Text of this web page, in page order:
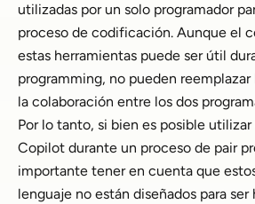
utilizadas por un solo programador
proceso de codificación. Aunque el
estas herramientas puede ser útil
programming, no pueden
la colaboración entre los dos
Por lo tanto, si bien es posible
Copilot durante un proceso de pair
importante tener en cuenta que
lenguaje no están diseñados para